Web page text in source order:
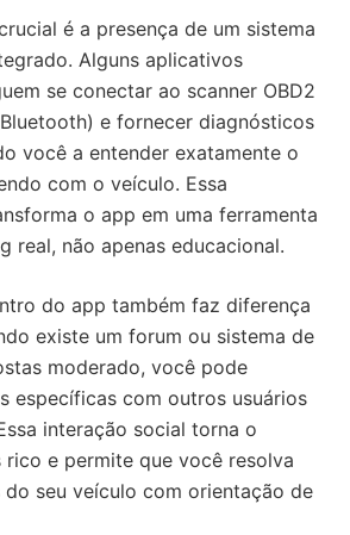
é a presença de um sistema
Alguns aplicativos
se conectar ao scanner OBD2
e fornecer diagnósticos
você a entender exatamente o
com o veículo. Essa
o app em uma ferramenta
real, não apenas educacional.
do app também faz diferença
existe um forum ou sistema de
moderado, você pode
específicas com outros usuários
interação social torna o
rico e permite que você resolva
do seu veículo com orientação de